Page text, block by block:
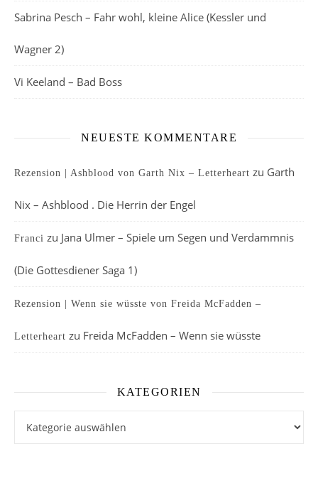
Sabrina Pesch – Fahr wohl, kleine Alice (Kessler und
Wagner 2)
Vi Keeland – Bad Boss
NEUESTE KOMMENTARE
Rezension | Ashblood von Garth Nix – Letterheart zu Garth
Nix – Ashblood . Die Herrin der Engel
Franci zu Jana Ulmer – Spiele um Segen und Verdammnis
(Die Gottesdiener Saga 1)
Rezension | Wenn sie wüsste von Freida McFadden –
Letterheart zu Freida McFadden – Wenn sie wüsste
KATEGORIEN